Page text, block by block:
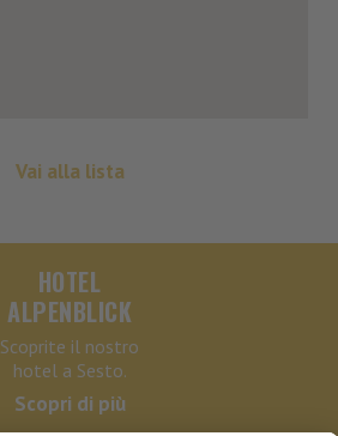
Vai alla lista
HOTEL
ALPENBLICK
Scoprite il nostro
hotel a Sesto.
Scopri di più